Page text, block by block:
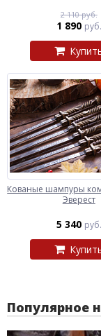
2 110 руб.
1 890 руб.
Кованые шампуры
Эверест
5 340 руб.
Популярное